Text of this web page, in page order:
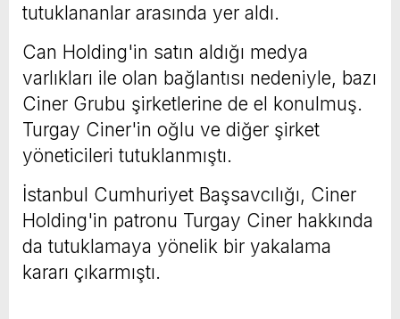
tutuklananlar arasında yer aldı.
Can Holding'in satın aldığı medya
varlıkları ile olan bağlantısı nedeniyle, bazı
Ciner Grubu şirketlerine de el konulmuş.
Turgay Ciner'in oğlu ve diğer şirket
yöneticileri tutuklanmıştı.
İstanbul Cumhuriyet Başsavcılığı, Ciner
Holding'in patronu Turgay Ciner hakkında
da tutuklamaya yönelik bir yakalama
kararı çıkarmıştı.